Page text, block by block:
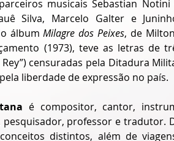
musicais Sebastian Notini
Silva, Marcelo Galter e
álbum Milagre dos Peixes, de
(1973), teve as letras de
Rey”) censuradas pela Ditadura
liberdade de expressão no país.
é compositor, cantor,
professor e tradutor.
distintos, além de